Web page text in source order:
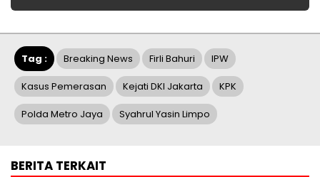
Tag : Breaking News Firli Bahuri IPW
Kasus Pemerasan Kejati DKI Jakarta KPK
Polda Metro Jaya Syahrul Yasin Limpo
BERITA TERKAIT